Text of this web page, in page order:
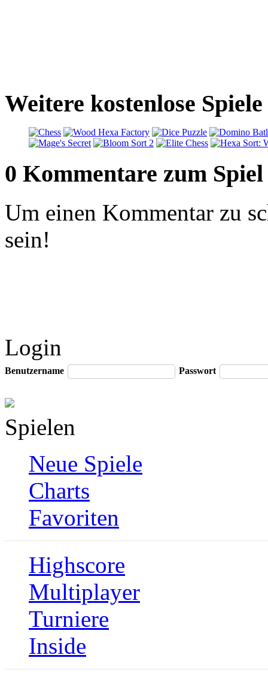
Weitere kostenlose
0 Kommentare zum Spiel
Um einen Kommentar zu
sein!
Login
Benutzername Passwort
Spielen
Neue Spiele
Charts
Favoriten
Highscore
Multiplayer
Turniere
Inside